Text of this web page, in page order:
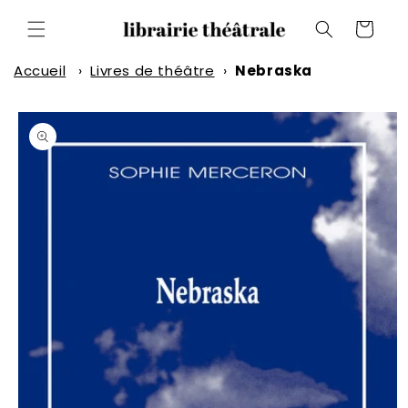
passer
au
Panier
Accueil › Livres de théâtre › Nebraska
Passer aux
informations
produits